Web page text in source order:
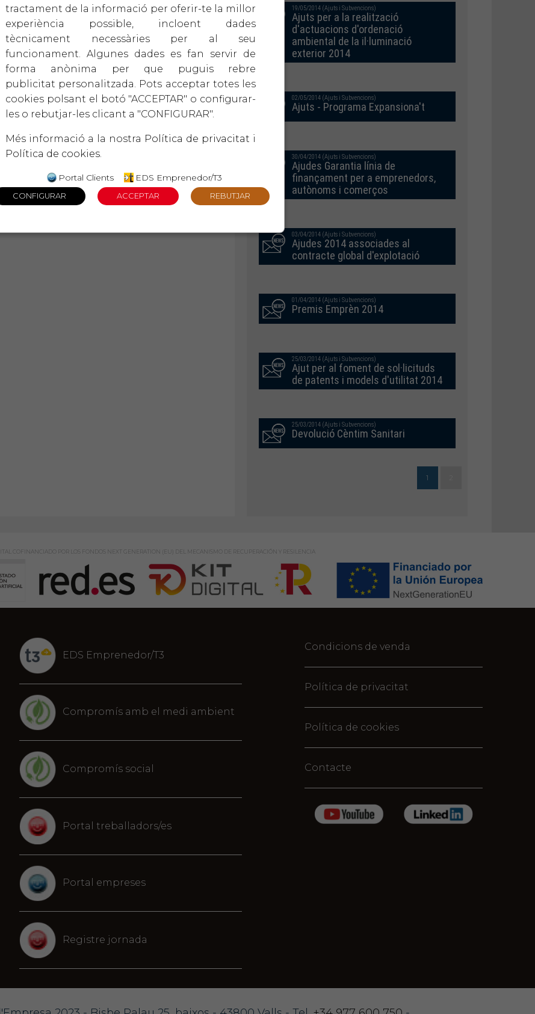
19/05/2014 (Ajuts i Subvencions)
Ajuts per a la realització
d'actuacions d'ordenació
ambiental de la il·luminació
exterior 2014
02/05/2014 (Ajuts i Subvencions)
Ajuts - Programa Expansiona't
30/04/2014 (Ajuts i Subvencions)
Ajudes Garantia línia de
finançament per a emprenedors,
autònoms i comerços
03/04/2014 (Ajuts i Subvencions)
Ajudes 2014 associades al
contracte global d'explotació
01/04/2014 (Ajuts i Subvencions)
Premis Emprèn 2014
25/03/2014 (Ajuts i Subvencions)
Ajut per al foment de sol·licituds
de patents i models d'utilitat 2014
25/03/2014 (Ajuts i Subvencions)
Devolució Cèntim Sanitari
1
COFINANCIADO POR LOS FONDOS NEXT GENERATION (EU) DEL MECANISMO DE RECUPERACIÓN Y RESILENCIA
EDS Emprenedor/T3
Compromís amb el medi ambient
Compromís social
Portal treballadors/es
Portal empreses
Registre jornada
Condicions de venda
Política de privacitat
Política de cookies
Contacte
tractament de la informació per oferir-te la millor
experiència possible, incloent dades
tècnicament necessàries per al seu
funcionament. Algunes dades es fan servir de
forma anònima per que puguis rebre
publicitat personalitzada. Pots acceptar totes les
cookies polsant el botó "ACCEPTAR" o configurar-
les o rebutjar-les clicant a "CONFIGURAR".
Més informació a la nostra Política de privacitat i
Política de cookies.
Portal Clients EDS Emprenedor/T3